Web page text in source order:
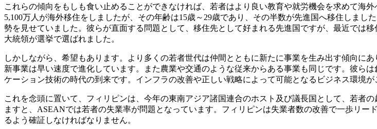
これらの傾向をもしも食い止めることができなければ、若者はより良い教育や就労機会を求めて海
5,100万人が海外移住をしましたが、その年齢は15歳～29歳であり、その半数が先進国へ移住しま
勢を見せていました。彼らが直面する問題として、移住先として好まれる先進国ですが、最近では
大統領が選挙で選ばれました。
しかしながら、希望もあります。より多くの若者世代は仲間とともに新たに事業を生み出す傾向に
新事業は早い速度で進化しています。また農業や交通のような従来からある事業も同じです。彼ら
ケーション技術の時代の到来です。インフラの改善や正しい戦略によって可能となるビジネス環境が
これを念頭に置いて、フィリピンは、今年の東南アジア諸国連合のホスト及び議長国として、若者
ますと、ASEANでは若者の失業率が問題となっています。フィリピンは失業者数の改善で一歩リ
るよう確証しなければなりません。